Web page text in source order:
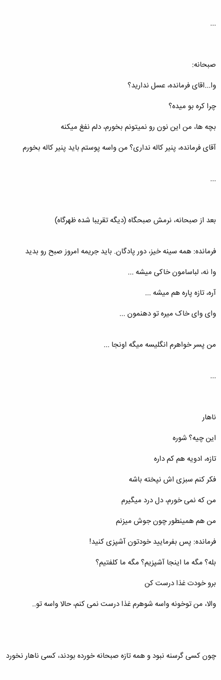
...
صبحانه:
وا...اقای فرمانده، عسل ندارید؟
چرا کره بو میده؟
بچه ها، من این نون رو نمیتونم بخورم، دلم نفغ میکنه
آقای فرمانده، پنیر کاله نداری؟ من واسه پوستم باید پنیر کاله بخورم
...
بعد از صبحانه، نرمش صبحگاه (دیگه تقریبا شده ظهرگاه)
فرمانده: همه سینه خیز، دور پادگان. باید جریمه امروز صبح رو بدید
وا نه، لباسامون خاکی میشه ...
آره، تازه پاره هم میشه ...
وای وای خاک میره تو دهنمون ...
من پسر خواهرم انگلیسه میگه اونجا ...
...
ناهار
این چیه؟ شوره
تازه، ادویه هم کم داره
فکر کنم سبزی اش نپخته باشه
من که نمی خورم، دل درد میگیرم
من هم همینطور چون جوش میزنم
فرمانده: پس بفرمایید خودتون آشپزی کنید!
بله؟ مگه ما اینجا آشپزیم؟ مگه ما کلفتیم؟
برو خودت غذا درست کن
والا، من توخونه واسه شوهرم غذا درست نمی کنم، حالا واسه تو..
چون کسی گرسنه نبود و همه تازه صبحانه خورده بودند، کسی ناهار نخورد